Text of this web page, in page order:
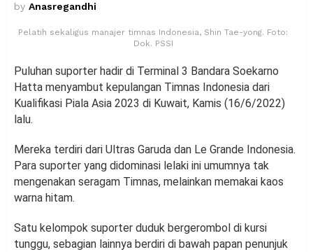
by Anasregandhi
Pelatih sekaligus manajer timnas Indonesia, Shin Tae-yong. Foto:
Dok. PSSI
Puluhan suporter hadir di Terminal 3 Bandara Soekarno
Hatta menyambut kepulangan Timnas Indonesia dari
Kualifikasi Piala Asia 2023 di Kuwait, Kamis (16/6/2022)
lalu.
Mereka terdiri dari Ultras Garuda dan Le Grande Indonesia.
Para suporter yang didominasi lelaki ini umumnya tak
mengenakan seragam Timnas, melainkan memakai kaos
warna hitam.
Satu kelompok suporter duduk bergerombol di kursi
tunggu, sebagian lainnya berdiri di bawah papan penunjuk